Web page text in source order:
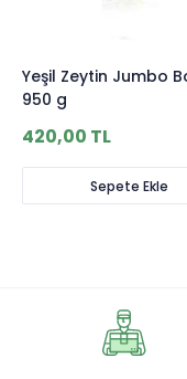
Yeşil Zeytin Jumbo
950 g
420,00 TL
Sepete Ekle